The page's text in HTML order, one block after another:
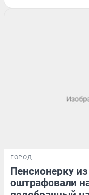
ГОРОД
Пенсионерку
оштрафовали